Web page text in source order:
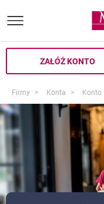
ZAŁÓŻ KONTO
Firmy Konta Konto